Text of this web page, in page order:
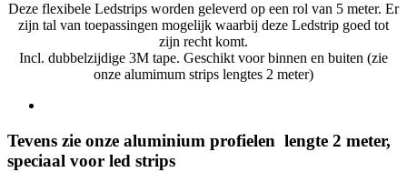
Deze flexibele Ledstrips worden geleverd op een rol van 5 meter. Er
zijn tal van toepassingen mogelijk waarbij deze Ledstrip goed tot
zijn recht komt.
Incl. dubbelzijdige 3M tape. Geschikt voor binnen en buiten (zie
onze alumimum strips lengtes 2 meter)
Tevens zie onze aluminium profielen lengte 2 meter,
speciaal voor led strips